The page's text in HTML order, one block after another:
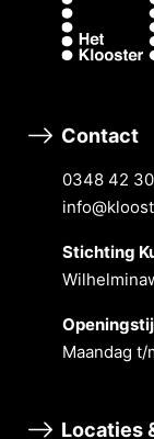
Contact
0348 42
Stichting
Maandag t/
Locaties